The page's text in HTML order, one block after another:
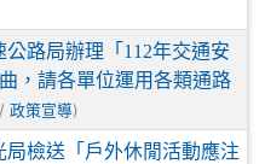
公路局辦理「112年交通安
，請各單位運用各類通路
政策宣導)
局檢送「戶外休閒活動應注